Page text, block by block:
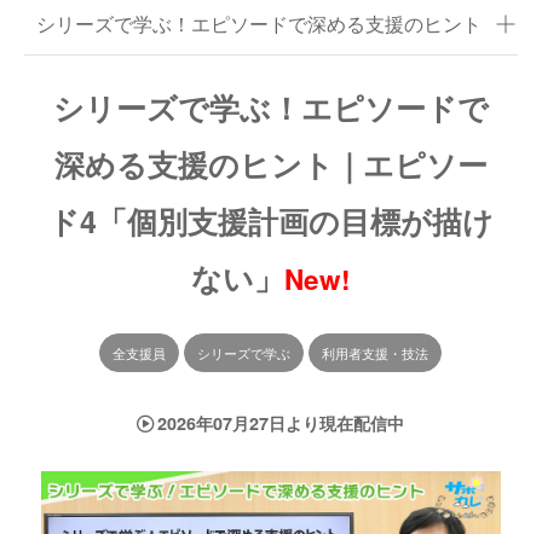
シリーズで学ぶ！エピソードで深める支援のヒント
シリーズで学ぶ！エピソードで
深める支援のヒント｜エピソー
ド4「個別支援計画の目標が描け
ない」 New!
全支援員 シリーズで学ぶ 利用者支援・技法
2026年07月27日より現在配信中